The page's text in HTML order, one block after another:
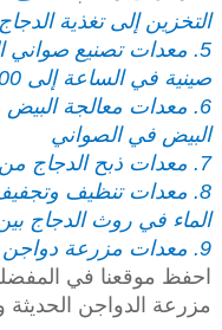
التخزين إلى تغذية الدجاج
صينية في الساعة إلى 6000 صينية في الساعة
6. معدات معالجة
البيض في الصواني
7. معدات ذبح الدجاج من الذبح إلى التغليف الفراغي
8. معدات تنظيف
الماء في روث الدجاج بين 10٪ و
9. معدات مزرعة دواجن أخرى قريبًا...
احفظ موقعنا في
مزرعة الدواجن